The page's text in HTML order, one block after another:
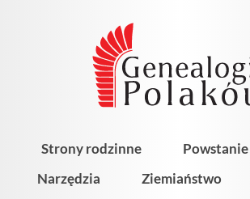
Strony rodzinne
Narzędzia
Ziemiaństwo